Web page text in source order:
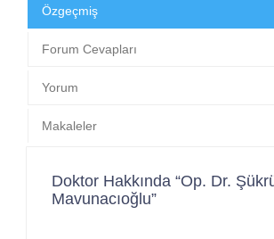
Özgeçmiş
Forum Cevapları
Yorum
Makaleler
Doktor Hakkında “Op. Dr.
Mavunacıoğlu”